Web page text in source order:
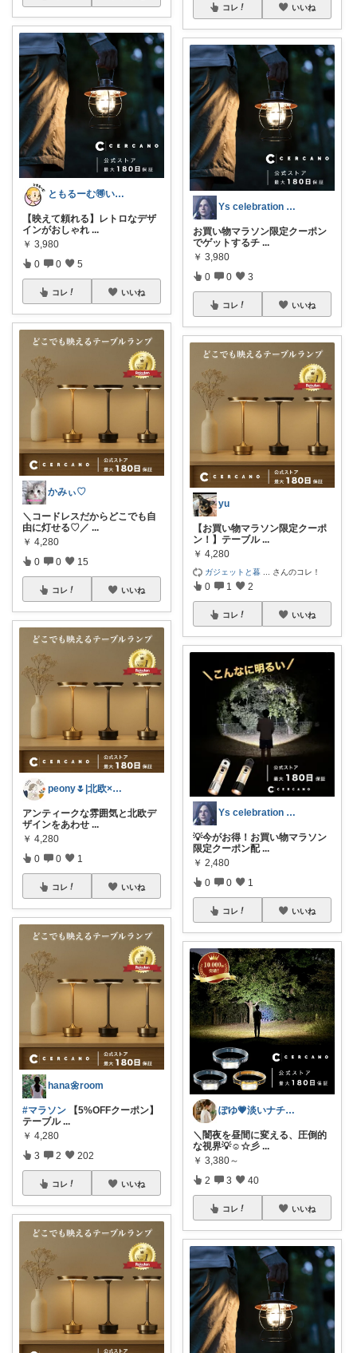
ともるーむ🉐いいものみっけ‼️
【映えて頼れる】レトロなデザ
インがおしゃれ ...
￥ 3,980
0 0 5
コレ いいね
かみぃ♡
＼コードレスだからどこでも自
由に灯せる♡／ ...
￥ 4,280
0 0 15
コレ いいね
peony🌷|北欧×便利アイテム
アンティークな雰囲気と北欧デ
ザインをあわせ ...
￥ 4,280
0 0 1
コレ いいね
hana🌼room
#マラソン 【5%OFFクーポン】
テーブル ...
￥ 4,280
3 2 202
コレ いいね
コレ いいね
Ys celebration day
お買い物マラソン限定クーポン
でゲットするチ ...
￥ 3,980
0 0 3
コレ いいね
yu
【お買い物マラソン限定クーポ
ン！】テーブル ...
￥ 4,280
ガジェットと暮 さんのコレ！
0 1 2
コレ いいね
Ys celebration day
💡今がお得！お買い物マラソン
限定クーポン配 ...
￥ 2,480
0 0 1
コレ いいね
ぽゆ💗淡いナチュラルな空間づくり
＼闇夜を昼間に変える、圧倒的
な視界💡☺☆彡 ...
￥ 3,380～
2 3 40
コレ いいね